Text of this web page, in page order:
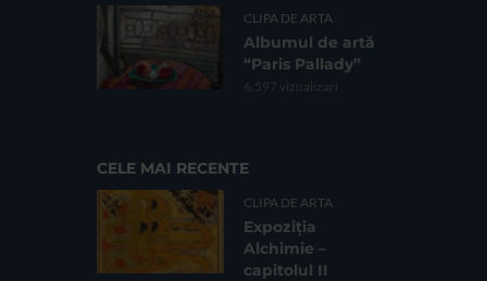
CLIPA DE ARTA
Albumul de artă
“Paris Pallady”
6.597 vizualizari
CELE MAI RECENTE
CLIPA DE ARTA
Expoziția
Alchimie –
capitolul II